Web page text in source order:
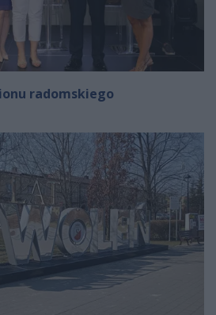
radomskiego